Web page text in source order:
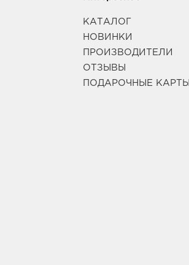
КАТАЛОГ
НОВИНКИ
ПРОИЗВОДИТЕЛИ
ОТЗЫВЫ
ПОДАРОЧНЫЕ КАРТЫ